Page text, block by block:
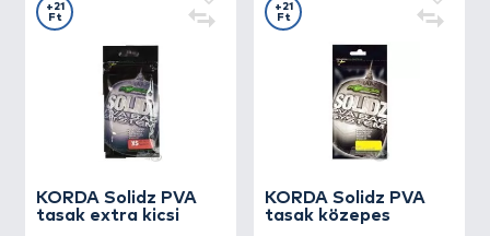
KORDA Solidz PVA
tasak extra kicsi
+21
Ft
KORDA Solidz PVA
tasak közepes
+21
Ft